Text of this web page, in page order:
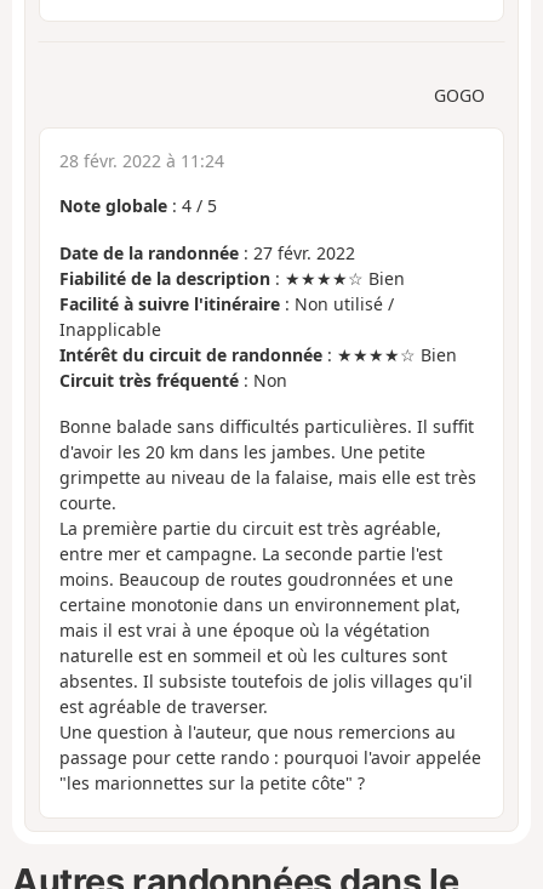
GOGO
28 févr. 2022 à 11:24
Note globale : 4 / 5
Date de la randonnée : 27 févr. 2022
Fiabilité de la description : ★★★★☆ Bien
Facilité à suivre l'itinéraire : Non utilisé /
Inapplicable
Intérêt du circuit de randonnée : ★★★★☆ Bien
Circuit très fréquenté : Non
Bonne balade sans difficultés particulières. Il suffit
d'avoir les 20 km dans les jambes. Une petite
grimpette au niveau de la falaise, mais elle est très
courte.
La première partie du circuit est très agréable,
entre mer et campagne. La seconde partie l'est
moins. Beaucoup de routes goudronnées et une
certaine monotonie dans un environnement plat,
mais il est vrai à une époque où la végétation
naturelle est en sommeil et où les cultures sont
absentes. Il subsiste toutefois de jolis villages qu'il
est agréable de traverser.
Une question à l'auteur, que nous remercions au
passage pour cette rando : pourquoi l'avoir appelée
"les marionnettes sur la petite côte" ?